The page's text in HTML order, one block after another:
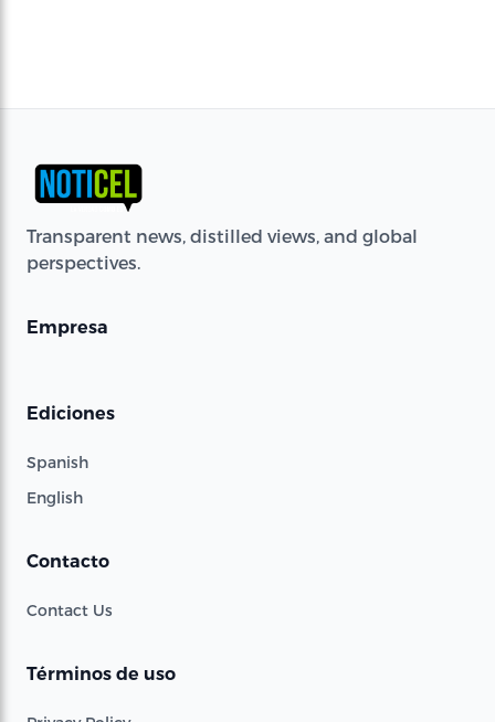
Transparent news, distilled views, and global
perspectives.
Empresa
Ediciones
Spanish
English
Contacto
Contact Us
Términos de uso